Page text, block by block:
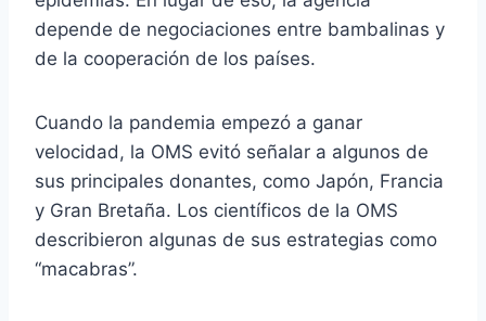
depende de negociaciones entre bambalinas y
de la cooperación de los países.
Cuando la pandemia empezó a ganar
velocidad, la OMS evitó señalar a algunos de
sus principales donantes, como Japón, Francia
y Gran Bretaña. Los científicos de la OMS
describieron algunas de sus estrategias como
“macabras”.